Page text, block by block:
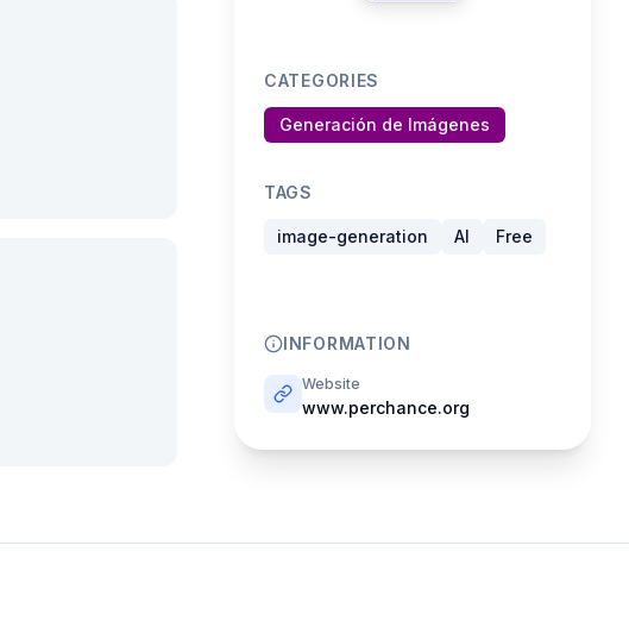
CATEGORIES
Generación de Imágenes
TAGS
image-generation AI Free
INFORMATION
Website
www.perchance.org